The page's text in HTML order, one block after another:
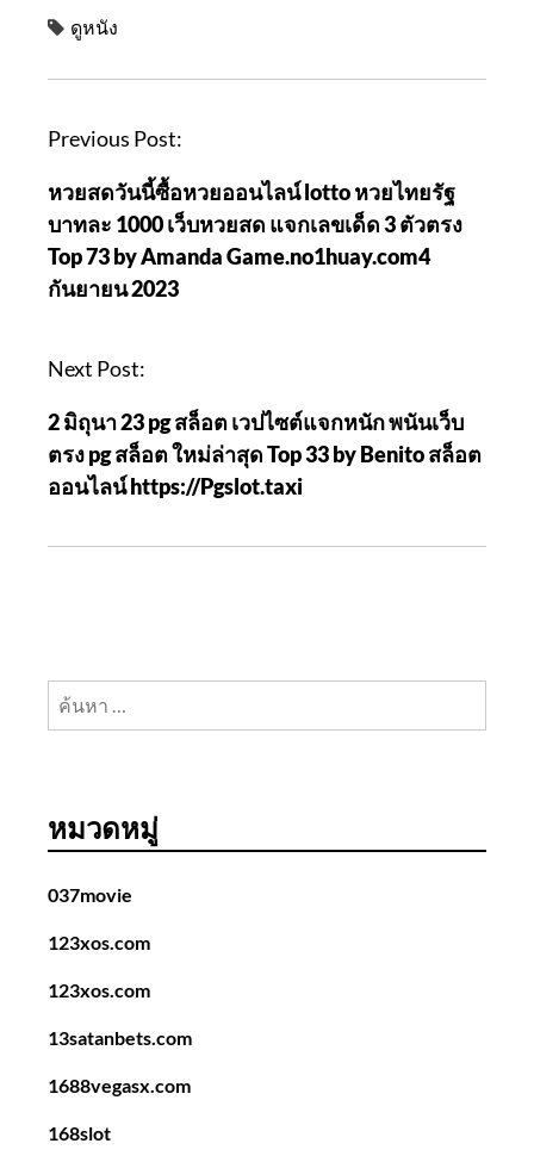
ดูหนัง
P
s
t
n
a
i
a
t
i
n
Previous Post:
หวยสดวันนี้ซื้อหวยออนไลน์ lotto หวยไทยรัฐ
บาทละ 1000 เว็บหวยสด แจกเลขเด็ด 3 ตัวตรง
Top 73 by Amanda Game.no1huay.com4
กันยายน 2023
Next Post:
2 มิถุนา 23 pg สล็อต เวปไซต์แจกหนัก พนันเว็บ
ตรง pg สล็อต ใหม่ล่าสุด Top 33 by Benito สล็อต
ออนไลน์ https://Pgslot.taxi
ค้นหา
หมวดหมู่
037movie
123xos.com
123xos.com
13satanbets.com
1688vegasx.com
168slot